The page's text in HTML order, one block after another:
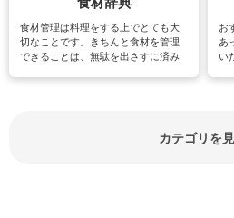
食材管理は料理をする上でとても大
切なことです。きちんと食材を管理
できることは、無駄を出さすに済み
お
あ
い
カテゴリを